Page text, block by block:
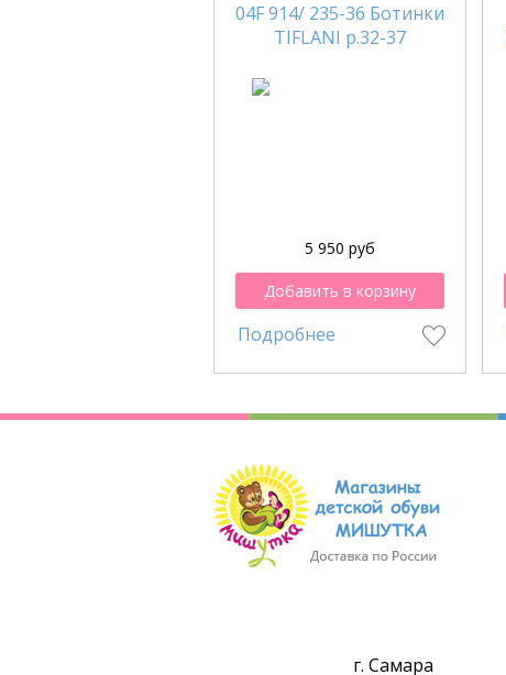
04F 914/ 235-36 Ботинки
TIFLANI р.32-37
5 950 руб
Добавить в корзину
Подробнее
г. Самара